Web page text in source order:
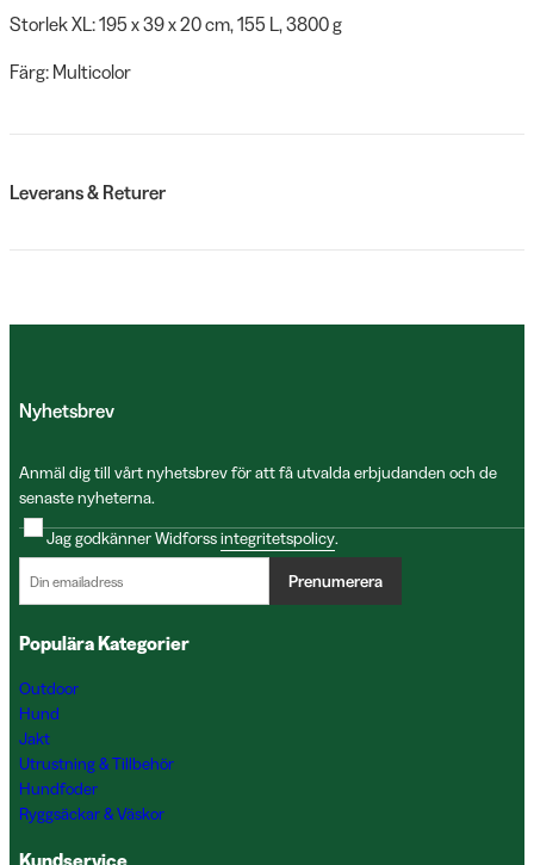
Storlek XL: 195 x 39 x 20 cm, 155 L, 3800 g
Färg: Multicolor
Leverans & Returer
Nyhetsbrev
Anmäl dig till vårt nyhetsbrev för att få utvalda erbjudanden och de
senaste nyheterna.
Jag godkänner Widforssintegritetspolicy.
Prenumerera
Populära Kategorier
Outdoor
Hund
Jakt
Utrustning & Tillbehör
Hundfoder
Ryggsäckar & Väskor
Kundservice